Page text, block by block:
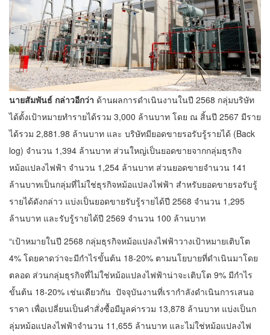
นายสัมพันธ์ กล่าวอีกว่า ด้านผลการดำเนินงานในปี 2568 กลุ่มบริษัท
ได้ตั้งเป้าหมายทำรายได้รวม 3,000 ล้านบาท โดย ณ สิ้นปี 2567 มีราย
ได้รวม 2,881.98 ล้านบาท และ บริษัทมียอดขายรอรับรู้รายได้ (Back
log) จำนวน 1,394 ล้านบาท ส่วนใหญ่เป็นยอดขายจากกลุ่มธุรกิจ
หม้อแปลงไฟฟ้า จำนวน 1,254 ล้านบาท ส่วนยอดขายจำนวน 141
ล้านบาทเป็นกลุ่มที่ไม่ใช่ธุรกิจหม้อแปลงไฟฟ้า สำหรับยอดขายรอรับรู้
รายได้ดังกล่าว แบ่งเป็นยอดขายรับรู้รายได้ปี 2568 จำนวน​ 1,295
ล้านบาท และรับรู้รายได้ปี 2569 จำนวน​ 100 ล้านบาท
“เป้าหมายในปี 2568 กลุ่มธุรกิจหม้อแปลงไฟฟ้าวางเป้าหมายเติบโต
4% โดยคาดว่าจะมีกำไรขั้นต้น 18-20% ตามนโยบายที่ดำเนินมาโดย
ตลอด ส่วนกลุ่มธุรกิจที่ไม่ใช่หม้อแปลงไฟฟ้าน่าจะเติบโต 9% มีกำไร
ขั้นต้น 18-20% เช่นเดียวกัน ปัจจุบันงานที่เรากำลังดำเนินการเสนอ
ราคา เพื่อเปลี่ยนเป็นคำสั่งซื้อมีมูลค่ารวม 13,878 ล้านบาท แบ่งเป็นก
ลุ่มหม้อแปลงไฟฟ้าจำนวน 11,655 ล้านบาท และไม่ใช่หม้อแปลงไฟ